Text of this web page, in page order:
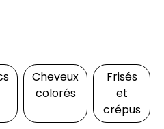
Cheveux
colorés
Frisés
et
crépus